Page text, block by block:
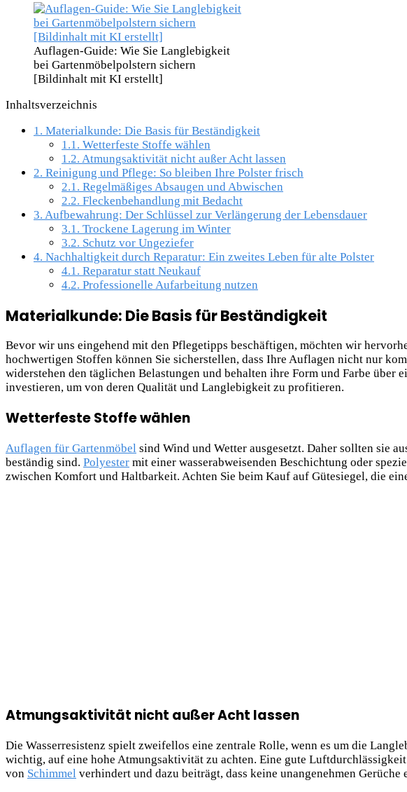
Auflagen-Guide: Wie Sie Langlebigkeit
bei Gartenmöbelpolstern sichern
[Bildinhalt mit KI erstellt]
Inhaltsverzeichnis
1. Materialkunde: Die Basis für Beständigkeit
1.1. Wetterfeste Stoffe wählen
1.2. Atmungsaktivität nicht außer Acht lassen
2. Reinigung und Pflege: So bleiben Ihre Polster frisch
2.1. Regelmäßiges Absaugen und Abwischen
2.2. Fleckenbehandlung mit Bedacht
3. Aufbewahrung: Der Schlüssel zur Verlängerung der Lebensdauer
3.1. Trockene Lagerung im Winter
3.2. Schutz vor Ungeziefer
4. Nachhaltigkeit durch Reparatur: Ein zweites Leben für alte Polster
4.1. Reparatur statt Neukauf
4.2. Professionelle Aufarbeitung nutzen
Materialkunde: Die Basis für Beständigkeit
Bevor wir uns eingehend mit den Pflegetipps beschäftigen, möchten wir
hochwertigen Stoffen können Sie sicherstellen, dass Ihre Auflagen nicht nur
widerstehen den täglichen Belastungen und behalten ihre Form und Farbe
investieren, um von deren Qualität und Langlebigkeit zu profitieren.
Wetterfeste Stoffe wählen
Auflagen für Gartenmöbel sind Wind und Wetter ausgesetzt. Daher sollten sie
beständig sind. Polyester mit einer wasserabweisenden Beschichtung oder
zwischen Komfort und Haltbarkeit. Achten Sie beim Kauf auf Gütesiegel, die
Atmungsaktivität nicht außer Acht lassen
Die Wasserresistenz spielt zweifellos eine zentrale Rolle, wenn es um die
wichtig, auf eine hohe Atmungsaktivität zu achten. Eine gute
von Schimmel verhindert und dazu beiträgt, dass keine unangenehmen Gerüche